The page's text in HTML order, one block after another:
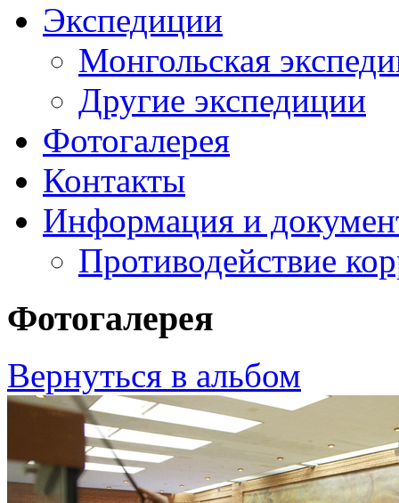
Экспедиции
Монгольская
Другие экспедиции
Фотогалерея
Контакты
Информация и
Противодействие
Фотогалерея
Вернуться в альбом